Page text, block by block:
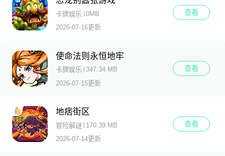
卡牌娱乐
0MB
2026-07-16更新
查看
使命法则永恒地牢
卡牌娱乐
347.34 MB
2026-07-15更新
查看
地痞街区
冒险解谜
170.39 MB
2026-07-14更新
查看